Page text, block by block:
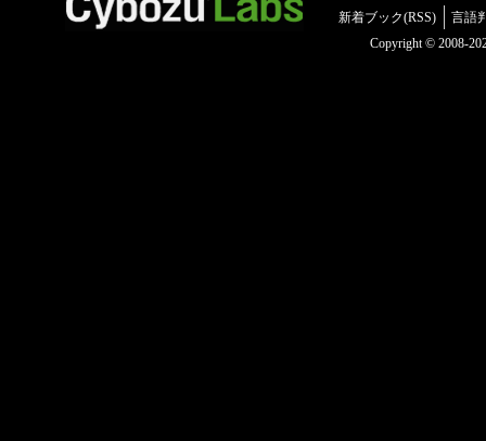
新着ブック(RSS)
言語
Copyright © 2008-